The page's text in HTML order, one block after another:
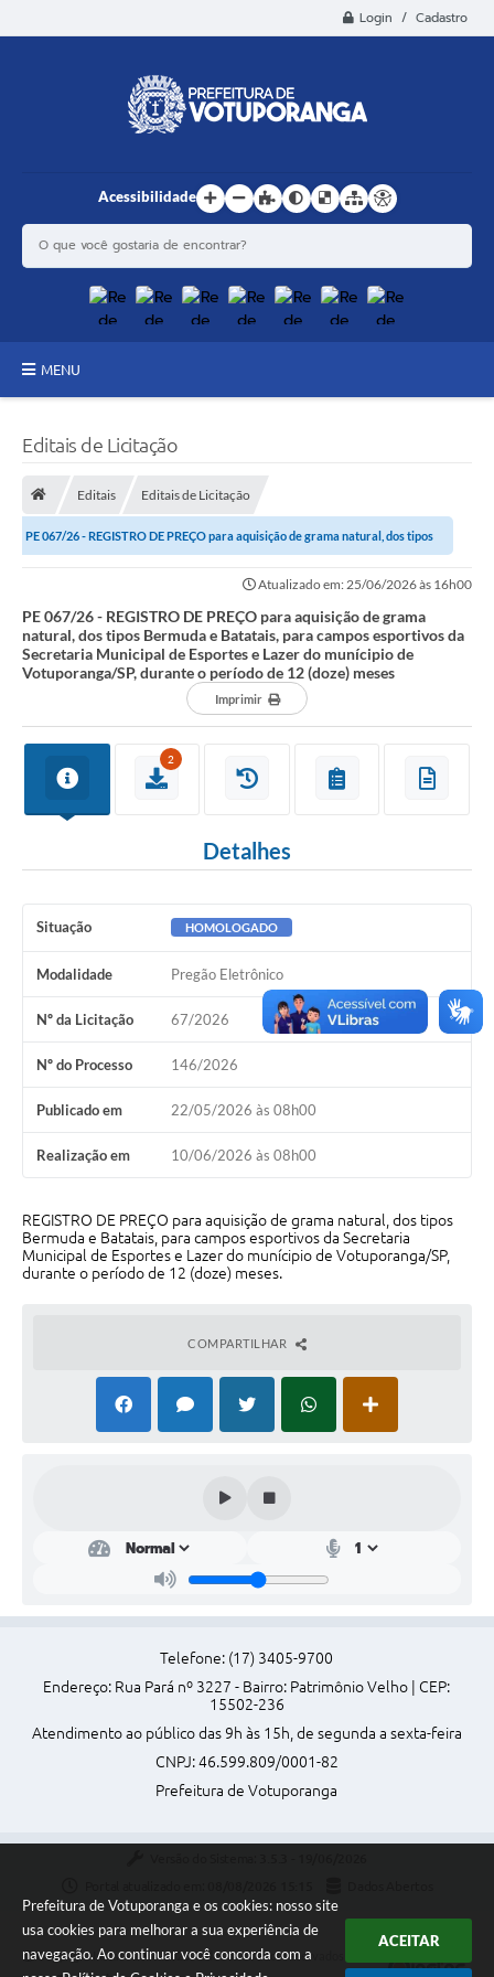
Prefeitura de Votuporanga e os cookies: nosso site
usa cookies para melhorar a sua experiência de
navegação. Ao continuar você concorda com a
ACEITAR
Login / Cadastro
Acessibilidade
MENU
SIC
Diário Oficial
Conselhos Municipais
Contas Públicas
Legislação
Perguntas Frequentes
Transparência
Audiências Públicas
Editais
Telefones Úteis
Emprega
Editais de Licitação
Editais Editais de Licitação
PE 067/26 - REGISTRO DE PREÇO para aquisição de grama natural, dos tipos
Atualizado em: 25/06/2026 às 16h00
PE 067/26 - REGISTRO DE PREÇO para aquisição de grama
natural, dos tipos Bermuda e Batatais, para campos esportivos da
Secretaria Municipal de Esportes e Lazer do munícipio de
Votuporanga/SP, durante o período de 12 (doze) meses
Imprimir
2
Detalhes
Situação HOMOLOGADO
Modalidade Pregão Eletrônico
Nº da Licitação 67/2026
Nº do Processo 146/2026
Publicado em 22/05/2026 às 08h00
Realização em 10/06/2026 às 08h00
REGISTRO DE PREÇO para aquisição de grama natural, dos tipos
Bermuda e Batatais, para campos esportivos da Secretaria
Municipal de Esportes e Lazer do munícipio de Votuporanga/SP,
durante o período de 12 (doze) meses.
COMPARTILHAR
Telefone: (17) 3405-9700
Endereço: Rua Pará nº 3227 - Bairro: Patrimônio Velho | CEP:
15502-236
Atendimento ao público das 9h às 15h, de segunda a sexta-feira
CNPJ: 46.599.809/0001-82
Prefeitura de Votuporanga
Copyright Instar - 2006-2026. Todos os direitos reservados -